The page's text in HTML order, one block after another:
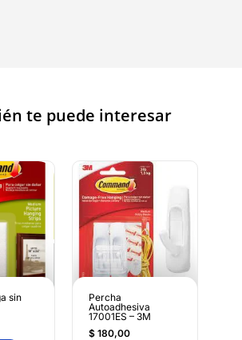
te puede interesar
sin
Percha
Autoadhesiva
17001ES – 3M
$180,00